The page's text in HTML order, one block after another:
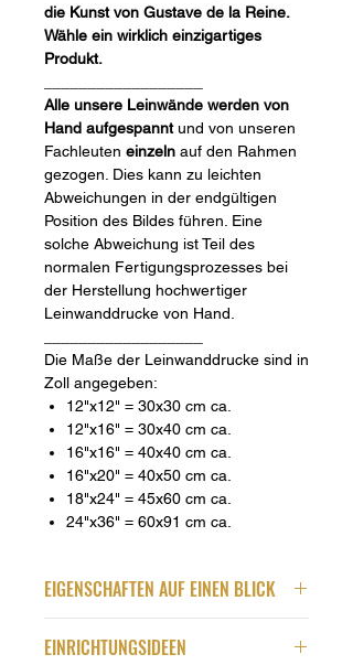
die Kunst von Gustave de la Reine.
Wähle ein wirklich einzigartiges
Produkt.
Alle unsere Leinwände werden von
Hand aufgespanntund von unseren
Fachleuten einzeln auf den Rahmen
gezogen. Dies kann zu leichten
Abweichungen in der endgültigen
Position des Bildes führen. Eine
solche Abweichung ist Teil des
normalen Fertigungsprozesses bei
der Herstellung hochwertiger
Leinwanddrucke von Hand.
Die Maße der Leinwanddrucke sind in
Zoll angegeben:
12"x12" = 30x30 cm ca.
12"x16" = 30x40 cm ca.
16"x16" = 40x40 cm ca.
16"x20" = 40x50 cm ca.
18"x24" = 45x60 cm ca.
24"x36" = 60x91 cm ca.
EIGENSCHAFTEN AUF EINEN BLICK
Premium-Leinwanddruck in hoher
EINRICHTUNGSIDEEN